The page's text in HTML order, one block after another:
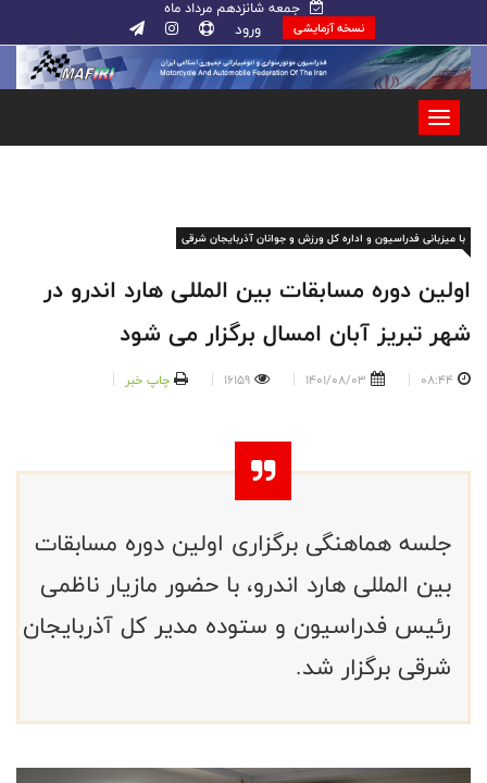
جمعه شانزدهم مرداد ماه
نسخه آزمایشی ورود
با میزبانی فدراسیون و اداره کل ورزش و جوانان آذربایجان شرقی
اولین دوره مسابقات بین المللی هارد اندرو در
شهر تبریز آبان امسال برگزار می شود
08:44
1401/08/03
16159 چاپ خبر
جلسه هماهنگی برگزاری اولین دوره مسابقات
بین المللی هارد اندرو، با حضور مازیار ناظمی
رئیس فدراسیون و ستوده مدیر کل آذربایجان
شرقی برگزار شد.